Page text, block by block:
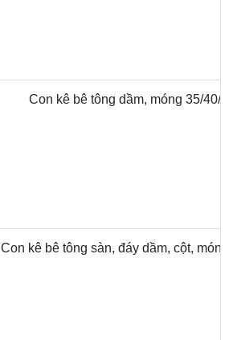
Con kê bê tông dầm, móng 35/40/
Con kê bê tông sàn, đáy dầm, cột,